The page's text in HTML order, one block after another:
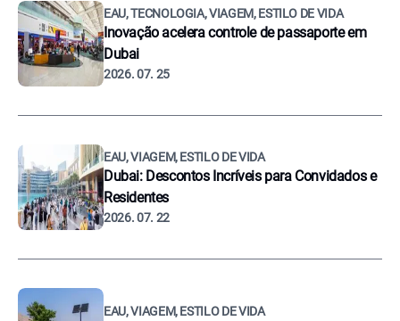
EAU, TECNOLOGIA, VIAGEM, ESTILO DE VIDA
Inovação acelera controle de passaporte em
Dubai
2026. 07. 25
EAU, VIAGEM, ESTILO DE VIDA
Dubai: Descontos Incríveis para Convidados e
Residentes
2026. 07. 22
EAU, VIAGEM, ESTILO DE VIDA